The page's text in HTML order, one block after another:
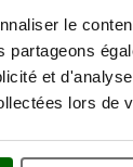
le
et
lors de